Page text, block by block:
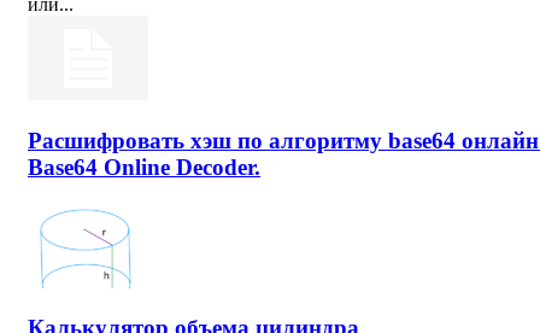
или...
Расшифровать хэш по алгоритму base64
Base64 Online Decoder.
Калькулятор объема цилиндра